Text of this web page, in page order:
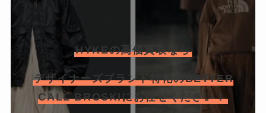
HYKEの高価買取なら
デザイナーズブランド特化のBETTER
CALL BROSKIにお任せください！